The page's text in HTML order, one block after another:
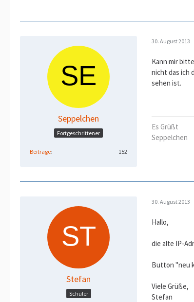
Seppelchen
Fortgeschrittener
Beiträge 152
30. August 2013
Kann mir
nicht das ich
sehen ist.
Es Grüßt
Seppelchen
Stefan
Schüler
30. August 2013
Hallo,
die alte IP-
Button "neu
Viele Grüße,
Stefan